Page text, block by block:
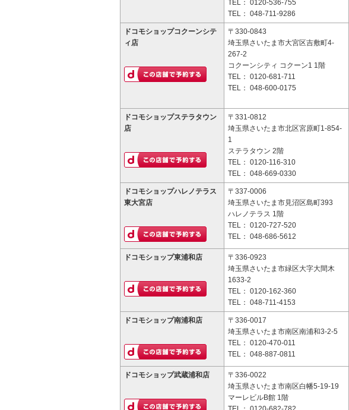
TEL： 0120-536-755
TEL： 048-711-9286
ドコモショップコクーンシテ
ィ店
〒330-0843
埼玉県さいたま市大宮区吉敷町4-
267-2
コクーンシティ コクーン1 1階
TEL： 0120-681-711
TEL： 048-600-0175
ドコモショップステラタウン
店
〒331-0812
埼玉県さいたま市北区宮原町1-854-
1
ステラタウン 2階
TEL： 0120-116-310
TEL： 048-669-0330
ドコモショップハレノテラス
東大宮店
〒337-0006
埼玉県さいたま市見沼区島町393
ハレノテラス 1階
TEL： 0120-727-520
TEL： 048-686-5612
ドコモショップ東浦和店
〒336-0923
埼玉県さいたま市緑区大字大間木
1633-2
TEL： 0120-162-360
TEL： 048-711-4153
ドコモショップ南浦和店
〒336-0017
埼玉県さいたま市南区南浦和3-2-5
TEL： 0120-470-011
TEL： 048-887-0811
ドコモショップ武蔵浦和店
〒336-0022
埼玉県さいたま市南区白幡5-19-19
マーレビルB館 1階